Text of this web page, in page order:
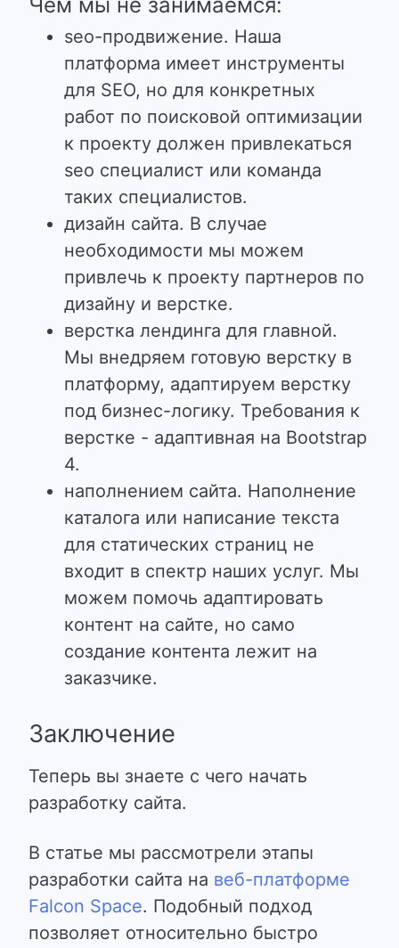
seo-продвижение. Наша
платформа имеет инструменты
для SEO, но для конкретных
работ по поисковой оптимизации
к проекту должен привлекаться
seo специалист или команда
таких специалистов.
дизайн сайта. В случае
необходимости мы можем
привлечь к проекту партнеров по
дизайну и верстке.
верстка лендинга для главной.
Мы внедряем готовую верстку в
платформу, адаптируем верстку
под бизнес-логику. Требования к
верстке - адаптивная на Bootstrap
4.
наполнением сайта. Наполнение
каталога или написание текста
для статических страниц не
входит в спектр наших услуг. Мы
можем помочь адаптировать
контент на сайте, но само
создание контента лежит на
заказчике.
Заключение
Теперь вы знаете с чего начать
разработку сайта.
В статье мы рассмотрели этапы
разработки сайта на веб-платформе
Falcon Space. Подобный подход
позволяет относительно быстро